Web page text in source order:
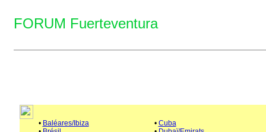
FORUM Fuerteventura
• Baléares/Ibiza
• Cuba